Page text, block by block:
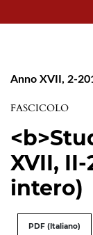
Anno XVII, 2-
FASCICOLO
XVII,
intero)
PDF (Italiano)